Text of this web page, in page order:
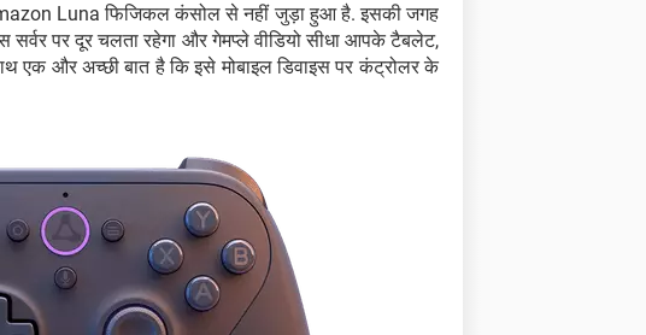
Luna फिजिकल कंसोल से नहीं जुड़ा हुआ है. इसकी जगह
पर दूर चलता रहेगा और गेमप्ले वीडियो सीधा आपके टैबलेट,
एक और अच्छी बात है कि इसे मोबाइल डिवाइस पर कंट्रोलर के